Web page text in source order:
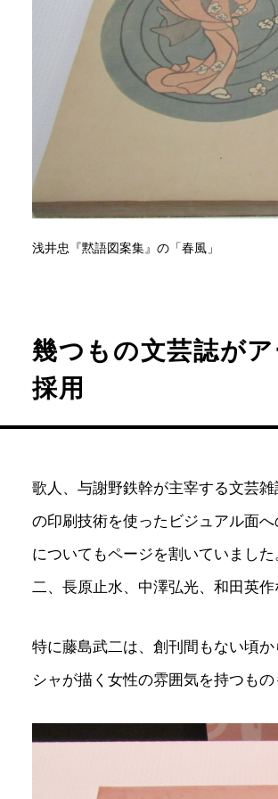
浅井忠『黙語図案集』の「春風」
幾つもの文芸誌が
採用
歌人、与謝野鉄幹が主宰する文芸
の印刷技術を使ったビジュアル面
についてもページを割いていまし
二、長原止水、中澤弘光、和田英
特に藤島武二は、創刊間もない頃
シャが描く女性の雰囲気を持つもの